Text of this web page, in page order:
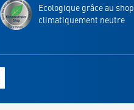
Ecologique grâce au shop
climatiquement neutre